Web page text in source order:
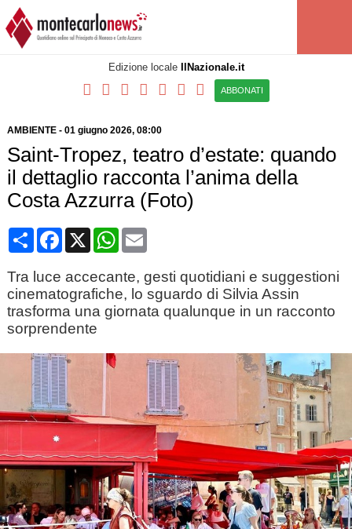
Edizione locale IlNazionale.it
ABBONATI
AMBIENTE- 01 giugno 2026, 08:00
Saint-Tropez, teatro d’estate: quando
il dettaglio racconta l’anima della
Costa Azzurra (Foto)
CondividiFacebook
X WhatsApp
Email
Tra luce accecante, gesti quotidiani e suggestioni
cinematografiche, lo sguardo di Silvia Assin
trasforma una giornata qualunque in un racconto
sorprendente